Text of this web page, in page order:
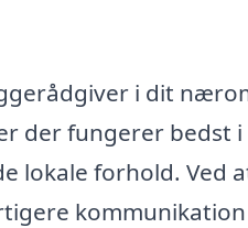
i dit
der fungerer bedst
lokale forhold. Ved